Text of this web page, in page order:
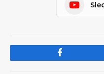
Facebook